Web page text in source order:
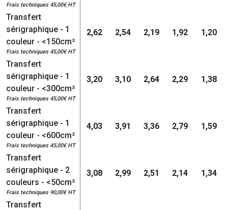
Frais techniques 45,00€ HT
Transfert
sérigraphique - 1
couleur - <150cm²
Frais techniques 45,00€ HT
2,62 2,54 2,19 1,92 1,20
Transfert
sérigraphique - 1
couleur - <300cm²
Frais techniques 45,00€ HT
3,20 3,10 2,64 2,29 1,38
Transfert
sérigraphique - 1
couleur - <600cm²
Frais techniques 45,00€ HT
4,03 3,91 3,36 2,79 1,59
Transfert
sérigraphique - 2
couleurs - <50cm²
Frais techniques 90,00€ HT
3,08 2,99 2,51 2,14 1,34
Transfert